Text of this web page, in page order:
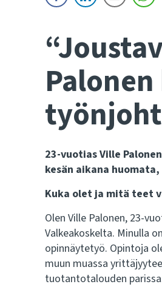
Palonen
23-vuotias Ville
kesän aikana
Kuka olet ja mitä teet
Olen Ville Palonen, 23-
Valkeakoskelta. Minulla
opinnäytetyö. Opintoja
muun muassa
tuotantotalouden